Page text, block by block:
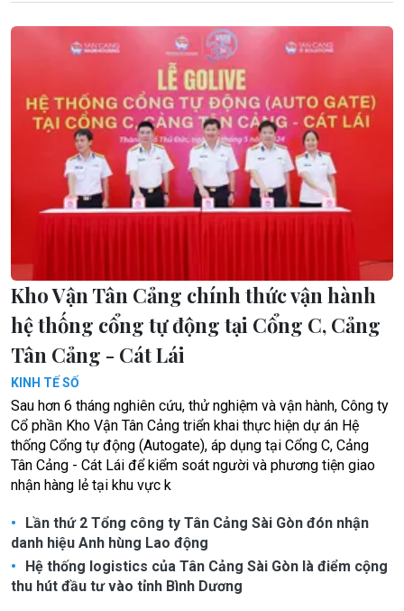
Kho Vận Tân Cảng chính thức vận hành
hệ thống cổng tự động tại Cổng C, Cảng
Tân Cảng - Cát Lái
KINH TẾ SỐ
Sau hơn 6 tháng nghiên cứu, thử nghiệm và vận hành, Công ty
Cổ phần Kho Vận Tân Cảng triển khai thực hiện dự án Hệ
thống Cổng tự động (Autogate), áp dụng tại Cổng C, Cảng
Tân Cảng - Cát Lái để kiểm soát người và phương tiện giao
nhận hàng lẻ tại khu vực k
Lần thứ 2 Tổng công ty Tân Cảng Sài Gòn đón nhận
danh hiệu Anh hùng Lao động
Hệ thống logistics của Tân Cảng Sài Gòn là điểm cộng
thu hút đầu tư vào tỉnh Bình Dương